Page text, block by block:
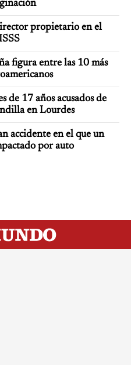
propietario en el
figura entre las 10 más
de 17 años acusados de
en Lourdes
accidente en el que un
por auto